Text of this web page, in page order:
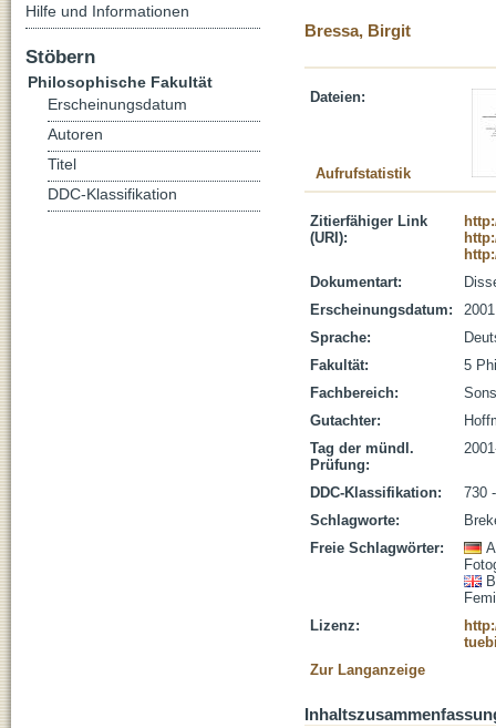
Bressa, Birgit
Dateien:
Aufrufstatistik
Zitierfähiger Link
(URI):
Dokumentart:
Erscheinungsdatum:
2001
Sprache:
Fakultät:
5
Fachbereich:
Gutachter:
Tag der mündl.
Prüfung:
DDC-Klassifikation:
730
Schlagworte:
Freie Schlagwörter:
Lizenz:
Zur Langanzeige
Hilfe und Informationen
Stöbern
Philosophische Fakultät
Erscheinungsdatum
Autoren
Titel
DDC-Klassifikation